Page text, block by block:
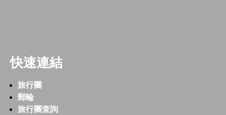
快速連結
旅行團
郵輪
旅行團查詢